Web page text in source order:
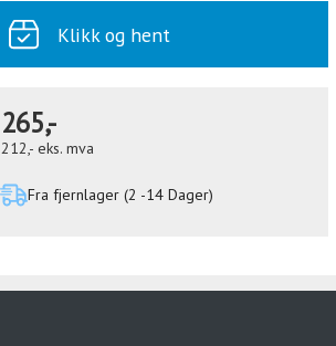
Klikk og hent
265,-
212,- eks. mva
Fra fjernlager (2 -14 Dager)